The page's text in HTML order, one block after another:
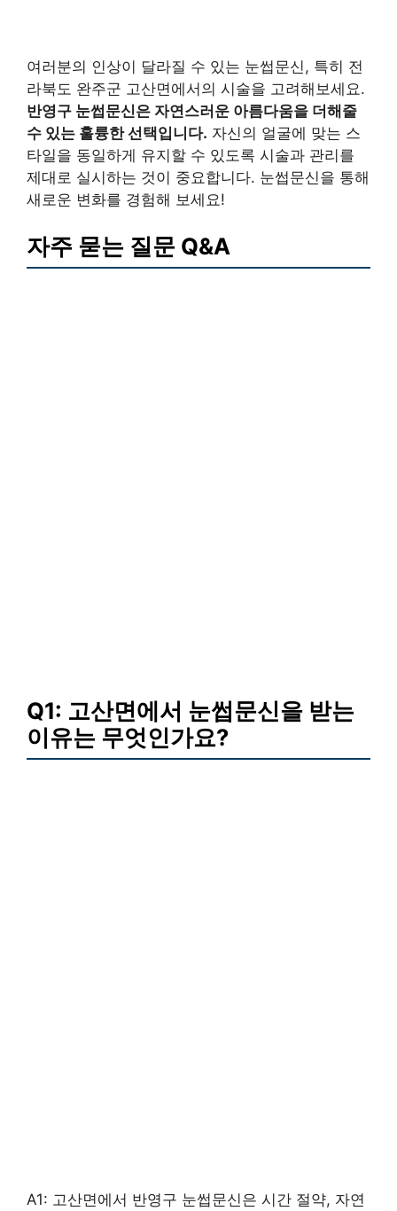
여러분의 인상이 달라질 수 있는 눈썹문신, 특히 전
라북도 완주군 고산면에서의 시술을 고려해보세요.
반영구 눈썹문신은 자연스러운 아름다움을 더해줄
수 있는 훌륭한 선택입니다. 자신의 얼굴에 맞는 스
타일을 동일하게 유지할 수 있도록 시술과 관리를
제대로 실시하는 것이 중요합니다. 눈썹문신을 통해
새로운 변화를 경험해 보세요!
자주 묻는 질문 Q&A
Q1: 고산면에서 눈썹문신을 받는
이유는 무엇인가요?
A1: 고산면에서 반영구 눈썹문신은 시간 절약, 자연